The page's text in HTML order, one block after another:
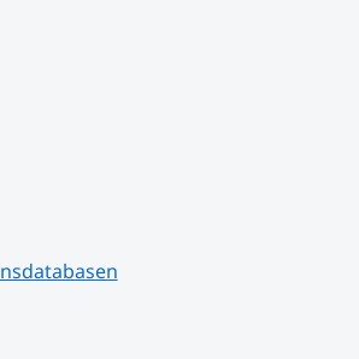
annan webbplats.